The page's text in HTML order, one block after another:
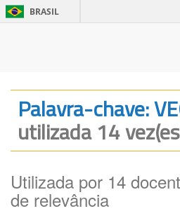
BRASIL
Palavra-chave:
utilizada 14
Utilizada por 14
de relevância